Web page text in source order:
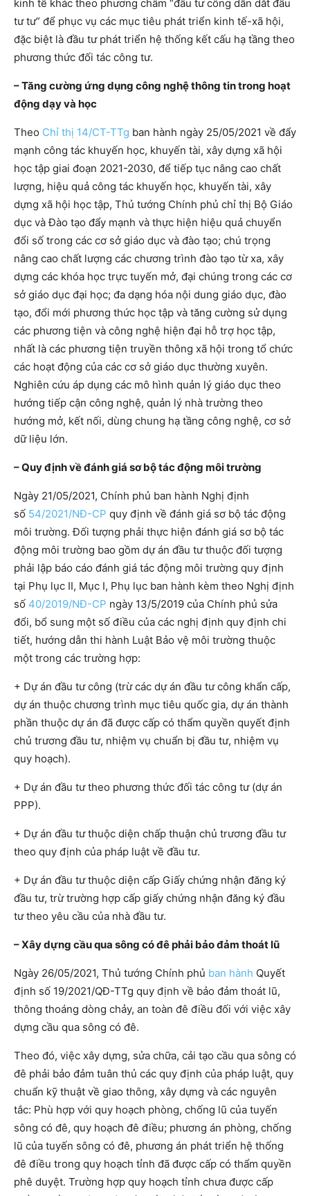
kinh tế khác theo phương châm “đầu tư công dẫn dắt đầu
tư tư” để phục vụ các mục tiêu phát triển kinh tế-xã hội,
đặc biệt là đầu tư phát triển hệ thống kết cấu hạ tầng theo
phương thức đối tác công tư.
– Tăng cường ứng dụng công nghệ thông tin trong hoạt
động dạy và học
Theo Chỉ thị 14/CT-TTg ban hành ngày 25/05/2021 về đẩy
mạnh công tác khuyến học, khuyến tài, xây dựng xã hội
học tập giai đoạn 2021-2030, để tiếp tục nâng cao chất
lượng, hiệu quả công tác khuyến học, khuyến tài, xây
dựng xã hội học tập, Thủ tướng Chính phủ chỉ thị Bộ Giáo
dục và Đào tạo đẩy mạnh và thực hiện hiệu quả chuyển
đổi số trong các cơ sở giáo dục và đào tạo; chú trọng
nâng cao chất lượng các chương trình đào tạo từ xa, xây
dựng các khóa học trực tuyến mở, đại chúng trong các cơ
sở giáo dục đại học; đa dạng hóa nội dung giáo dục, đào
tạo, đổi mới phương thức học tập và tăng cường sử dụng
các phương tiện và công nghệ hiện đại hỗ trợ học tập,
nhất là các phương tiện truyền thông xã hội trong tổ chức
các hoạt động của các cơ sở giáo dục thường xuyên.
Nghiên cứu áp dụng các mô hình quản lý giáo dục theo
hướng tiếp cận công nghệ, quản lý nhà trường theo
hướng mở, kết nối, dùng chung hạ tầng công nghệ, cơ sở
dữ liệu lớn.
– Quy định về đánh giá sơ bộ tác động môi trường
Ngày 21/05/2021, Chính phủ ban hành Nghị định
số 54/2021/NĐ-CP quy định về đánh giá sơ bộ tác động
môi trường. Đối tượng phải thực hiện đánh giá sơ bộ tác
động môi trường bao gồm dự án đầu tư thuộc đối tượng
phải lập báo cáo đánh giá tác động môi trường quy định
tại Phụ lục II, Mục I, Phụ lục ban hành kèm theo Nghị định
số 40/2019/NĐ-CP ngày 13/5/2019 của Chính phủ sửa
đổi, bổ sung một số điều của các nghị định quy định chi
tiết, hướng dẫn thi hành Luật Bảo vệ môi trường thuộc
một trong các trường hợp:
+ Dự án đầu tư công (trừ các dự án đầu tư công khẩn cấp,
dự án thuộc chương trình mục tiêu quốc gia, dự án thành
phần thuộc dự án đã được cấp có thẩm quyền quyết định
chủ trương đầu tư, nhiệm vụ chuẩn bị đầu tư, nhiệm vụ
quy hoạch).
+ Dự án đầu tư theo phương thức đối tác công tư (dự án
PPP).
+ Dự án đầu tư thuộc diện chấp thuận chủ trương đầu tư
theo quy định của pháp luật về đầu tư.
+ Dự án đầu tư thuộc diện cấp Giấy chứng nhận đăng ký
đầu tư, trừ trường hợp cấp giấy chứng nhận đăng ký đầu
tư theo yêu cầu của nhà đầu tư.
– Xây dựng cầu qua sông có đê phải bảo đảm thoát lũ
Ngày 26/05/2021, Thủ tướng Chính phủ ban hành Quyết
định số 19/2021/QĐ-TTg quy định về bảo đảm thoát lũ,
thông thoáng dòng chảy, an toàn đê điều đối với việc xây
dựng cầu qua sông có đê.
Theo đó, việc xây dựng, sửa chữa, cải tạo cầu qua sông có
đê phải bảo đảm tuân thủ các quy định của pháp luật, quy
chuẩn kỹ thuật về giao thông, xây dựng và các nguyên
tắc: Phù hợp với quy hoạch phòng, chống lũ của tuyến
sông có đê, quy hoạch đê điều; phương án phòng, chống
lũ của tuyến sông có đê, phương án phát triển hệ thống
đê điều trong quy hoạch tỉnh đã được cấp có thẩm quyền
phê duyệt. Trường hợp quy hoạch tỉnh chưa được cấp